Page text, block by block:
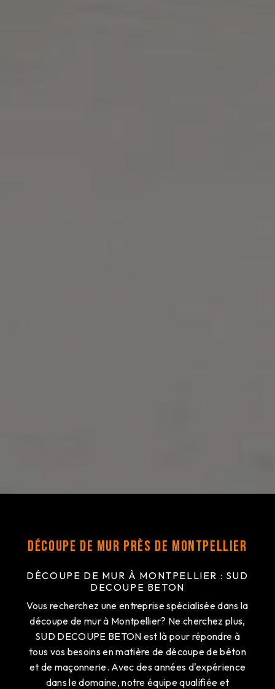
Découpe de mur près de Montpellier
DÉCOUPE DE MUR À MONTPELLIER : SUD
DECOUPE BETON
Vous recherchez une entreprise spécialisée dans la
découpe de mur à Montpellier? Ne cherchez plus,
SUD DECOUPE BETON est là pour répondre à
tous vos besoins en matière de découpe de béton
et de maçonnerie. Avec des années d'expérience
dans le domaine, notre équipe qualifiée et